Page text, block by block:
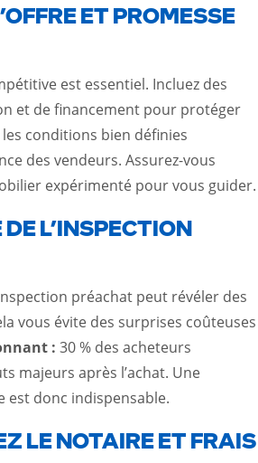
ET PROMESSE
est essentiel. Incluez des
et de financement pour protéger
les conditions bien définies
des vendeurs. Assurez-vous
expérimenté pour vous guider.
L’INSPECTION
préachat peut révéler des
vous évite des surprises coûteuses
: 30 % des acheteurs
majeurs après l’achat. Une
est donc indispensable.
LE NOTAIRE ET FRAIS